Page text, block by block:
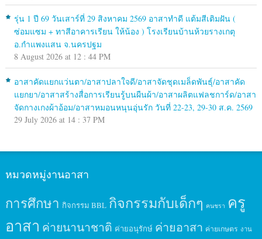
รุ่น 1 ปี 69 วันเสาร์ที่ 29 สิงหาคม 2569 อาสาทำดี แต้มสีเติมฝัน (
ซ่อมแซม + ทาสีอาคารเรียน ให้น้อง ) โรงเรียนบ้านห้วยรางเกตุ
อ.กำแพงแสน จ.นครปฐม
8 August 2026 at 12 : 44 PM
อาสาคัดแยกแว่นตา/อาสาปลาใจดี/อาสาจัดชุดเมล็ดพันธุ์/อาสาคัด
แยกยา/อาสาสร้างสื่อการเรียนรู้บนผืนผ้า/อาสาผลิตแฟลชการ์ด/อาสา
จัดกางเกงผ้าอ้อม/อาสาหมอนหนุนอุ่นรัก วันที่ 22-23, 29-30 ส.ค. 2569
29 July 2026 at 14 : 37 PM
หมวดหมู่งานอาสา
การศึกษา กิจกรรม BBL กิจกรรมกับเด็กๆ คนชรา ครู
อาสา ค่ายนานาชาติ ค่ายอนุรักษ์ ค่ายอาสา ค่ายเกษตร งาน